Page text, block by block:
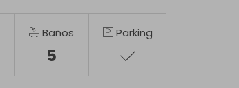
Baños
5
Parking